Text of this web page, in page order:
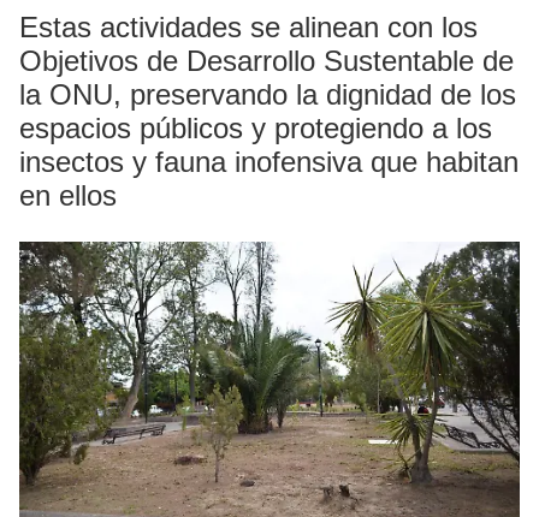
Estas actividades se alinean con los
Objetivos de Desarrollo Sustentable de
la ONU, preservando la dignidad de los
espacios públicos y protegiendo a los
insectos y fauna inofensiva que habitan
en ellos